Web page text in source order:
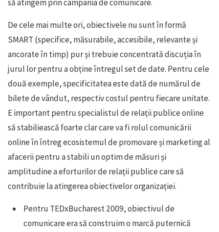
să atingem prin campania de comunicare.
De cele mai multe ori, obiectivele nu sunt în formă
SMART (specifice, măsurabile, accesibile, relevante și
ancorate în timp) pur și trebuie concentrată discuția în
jurul lor pentru a obține întregul set de date. Pentru cele
două exemple, specificitatea este dată de numărul de
bilete de vândut, respectiv costul pentru fiecare unitate.
E important pentru specialistul de relații publice online
să stabiliească foarte clar care va fi rolul comunicării
online în întreg ecosistemul de promovare și marketing al
afacerii pentru a stabili un optim de măsuri și
amplitudine a eforturilor de relații publice care să
contribuie la atingerea obiectivelor organizației.
Pentru TEDxBucharest 2009, obiectivul de
comunicare era să construim o marcă puternică